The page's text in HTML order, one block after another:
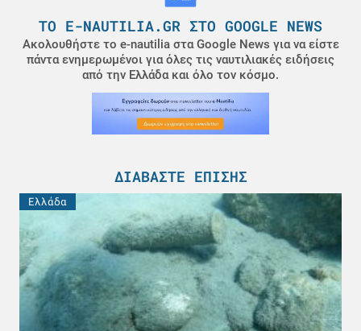
ΤΟ E-NAUTILIA.GR ΣΤΟ GOOGLE NEWS
Ακολουθήστε το e-nautilia στα Google News για να είστε
πάντα ενημερωμένοι για όλες τις ναυτιλιακές ειδήσεις
από την Ελλάδα και όλο τον κόσμο.
ΔΙΑΒΆΣΤΕ ΕΠΊΣΗΣ
Ελλάδα